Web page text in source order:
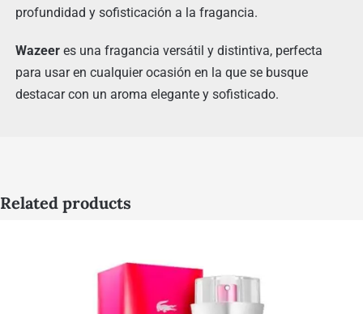
profundidad y sofisticación a la fragancia.
Wazeeres una fragancia versátil y distintiva, perfecta
para usar en cualquier ocasión en la que se busque
destacar con un aroma elegante y sofisticado.
Related products